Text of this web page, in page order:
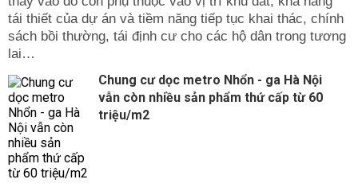
tái thiết của dự án và tiềm năng tiếp tục khai thác, chính
sách bồi thường, tái định cư cho các hộ dân trong tương
lai…
Chung cư dọc metro Nhổn - ga Hà Nội
vẫn còn nhiều sản phẩm thứ cấp từ 60
triệu/m2